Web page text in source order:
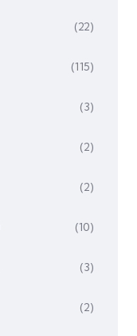
(22)
(115)
(3)
(2)
(2)
(10)
(3)
(2)